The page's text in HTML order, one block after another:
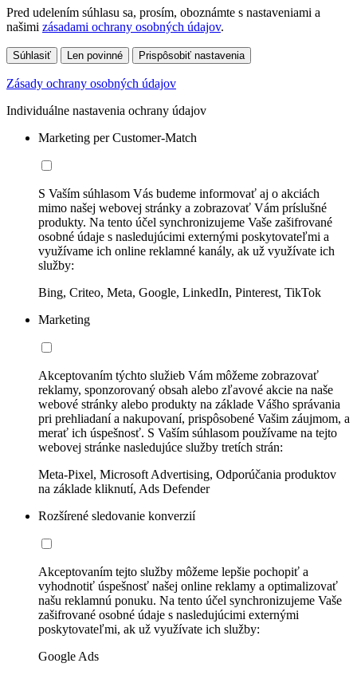
Pred udelením súhlasu sa, prosím, oboznámte s nastaveniami a
našimi zásadami ochrany osobných údajov.
Súhlasiť Len povinné Prispôsobiť nastavenia
Zásady ochrany osobných údajov
Individuálne nastavenia ochrany údajov
Marketing per Customer-Match
S Vaším súhlasom Vás budeme informovať aj o akciách
mimo našej webovej stránky a zobrazovať Vám príslušné
produkty. Na tento účel synchronizujeme Vaše zašifrované
osobné údaje s nasledujúcimi externými poskytovateľmi a
využívame ich online reklamné kanály, ak už využívate ich
služby:
Bing, Criteo, Meta, Google, LinkedIn, Pinterest, TikTok
Marketing
Akceptovaním týchto služieb Vám môžeme zobrazovať
reklamy, sponzorovaný obsah alebo zľavové akcie na naše
webové stránky alebo produkty na základe Vášho správania
pri prehliadaní a nakupovaní, prispôsobené Vašim záujmom, a
merať ich úspešnosť. S Vaším súhlasom používame na tejto
webovej stránke nasledujúce služby tretích strán:
Meta-Pixel, Microsoft Advertising, Odporúčania produktov
na základe kliknutí, Ads Defender
Rozšírené sledovanie konverzií
Akceptovaním tejto služby môžeme lepšie pochopiť a
vyhodnotiť úspešnosť našej online reklamy a optimalizovať
našu reklamnú ponuku. Na tento účel synchronizujeme Vaše
zašifrované osobné údaje s nasledujúcimi externými
poskytovateľmi, ak už využívate ich služby:
Google Ads